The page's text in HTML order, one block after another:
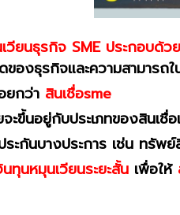
ยนธุรกิจ SME ประกอบด้วย
องธุรกิจและความสามารถใ
ยกว่า สินเชื่อsme
ะขึ้นอยู่กับประเภทของสินเชื่
ะกันบางประการ เช่น ทรัพ
ทุนหมุนเวียนระยะสั้น เพื่อให้